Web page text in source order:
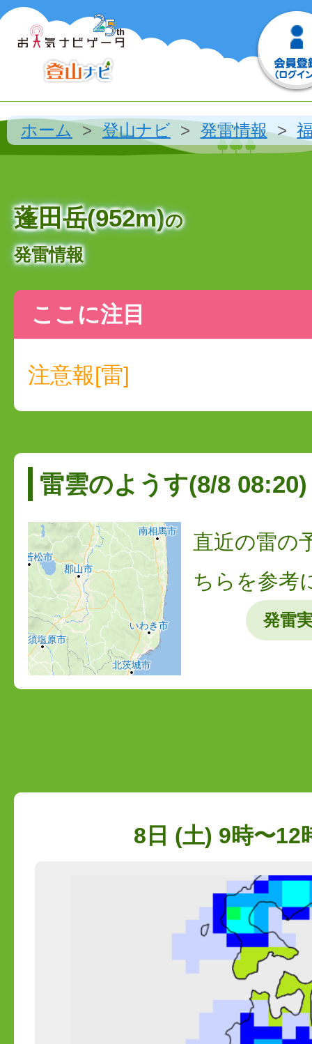
ホーム 登山ナビ 発雷情報
蓬田岳(952m)の
発雷情報
ここに注目
注意報[雷]
雷雲のようす(8/8 08:20)
直近の雷の
ちらを参考
発雷
8日 (土) 9時〜12